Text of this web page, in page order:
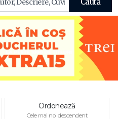
Ordonează
Cele mai noi descendent